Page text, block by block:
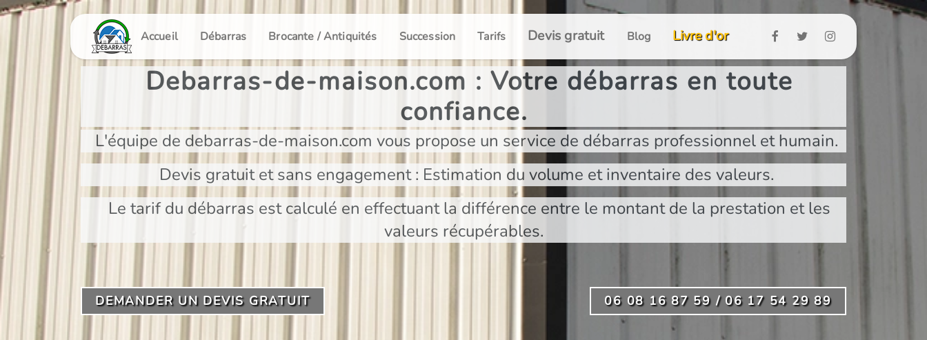
Accueil Débarras Brocante / Antiquités Succession Tarifs Devis gratuit Blog Livre d'or
Debarras-de-maison.com : Votre débarras en toute
confiance.
L'équipe de debarras-de-maison.com vous propose un service de débarras professionnel et humain.
Devis gratuit et sans engagement : Estimation du volume et inventaire des valeurs.
Le tarif du débarras est calculé en effectuant la différence entre le montant de la prestation et les
valeurs récupérables.
DEMANDER UN DEVIS GRATUIT 06 08 16 87 59 / 06 17 54 29 89
Panneau de gestion des cookies